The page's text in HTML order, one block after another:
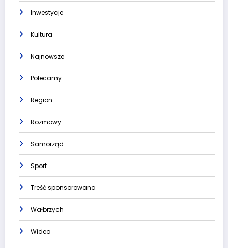
Inwestycje
Kultura
Najnowsze
Polecamy
Region
Rozmowy
Samorząd
Sport
Treść sponsorowana
Wałbrzych
Wideo